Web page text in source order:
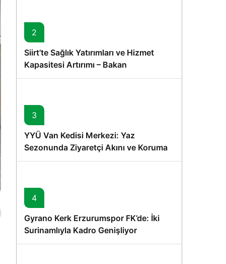
2
Siirt’te Sağlık Yatırımları ve Hizmet
Kapasitesi Artırımı – Bakan
Memişoğlu’nun Ziyareti
3
YYÜ Van Kedisi Merkezi: Yaz
Sezonunda Ziyaretçi Akını ve Koruma
Vurgusu
4
Gyrano Kerk Erzurumspor FK’de: İki
Surinamlıyla Kadro Genişliyor